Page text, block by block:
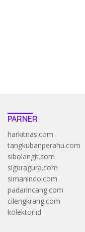
PARNER
harkitnas.com
tangkubanperahu.com
sibolangit.com
siguragura.com
simanindo.com
padarincang.com
cilengkrang.com
kolektor.id